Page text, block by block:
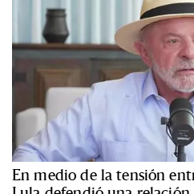
En medio de la tensión